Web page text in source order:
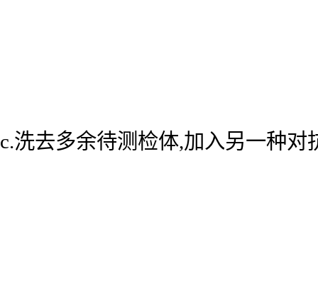
c.洗去多余待测检体,加入另一种